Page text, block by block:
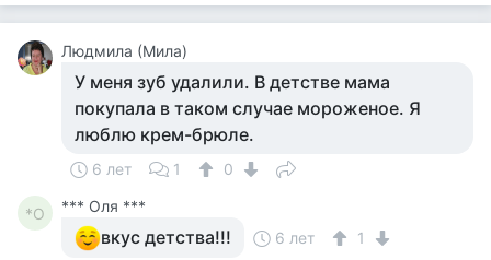
Людмила (Мила)
У меня зуб удалили. В детстве мама
покупала в таком случае мороженое. Я
люблю крем-брюле.
6 лет 1 0
*О *** Оля ***
вкус детства!!! 6 лет 1